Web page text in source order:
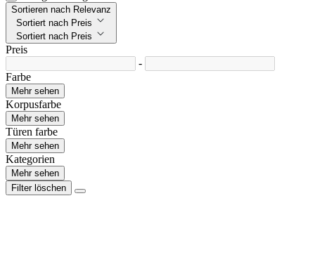
Sortieren nach Relevanz
Sortiert nach Preis
Sortiert nach Preis
Preis
-
Farbe
Mehr sehen
Korpusfarbe
Mehr sehen
Türen farbe
Mehr sehen
Kategorien
Mehr sehen
Filter löschen